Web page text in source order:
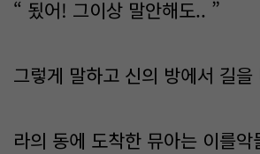
“ 됬어! 그이상 말안해도.. ”
그렇게 말하고 신의 방에서 길을
라의 동에 도착한 뮤아는 이를악